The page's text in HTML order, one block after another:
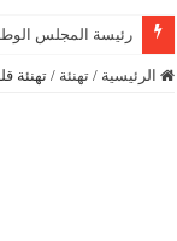
رئيسة المجلس الوطني
الرئيسية / تهنئة / تهنئة